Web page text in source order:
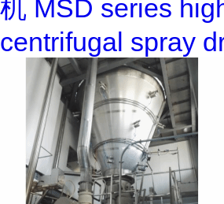
机 MSD series
centrifugal spray